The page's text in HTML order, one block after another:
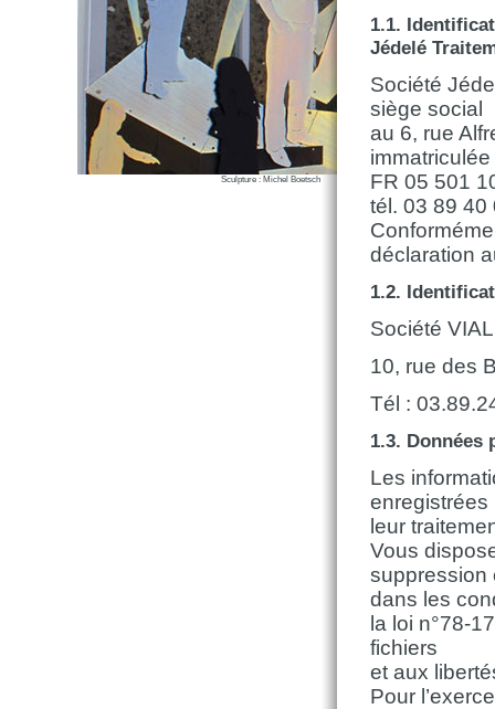
Sculpture : Michel Boetsch
1.1.
Jédelé
Société
siège social
au 6, rue
FR 05 501
tél. 03 89 40
déclaration
1.2.
Société
10, rue des
Tél :
1.3. Données
Les
enregistrées
leur
Vous
suppression
dans les
la loi n°78-
fichiers
et aux
Pour